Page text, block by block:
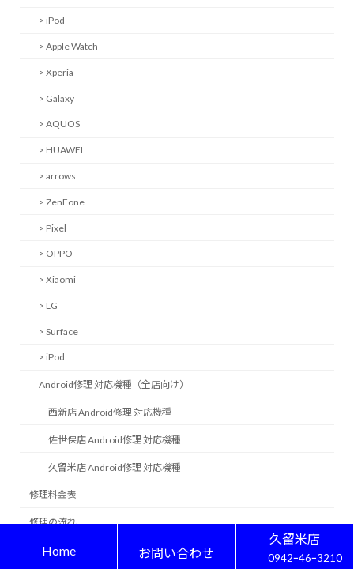
> iPod
> Apple Watch
> Xperia
> Galaxy
> AQUOS
> HUAWEI
> arrows
> ZenFone
> Pixel
> OPPO
> Xiaomi
> LG
> Surface
> iPod
Android修理 対応機種（全店向け）
西新店 Android修理 対応機種
佐世保店 Android修理 対応機種
久留米店 Android修理 対応機種
修理料金表
修理の流れ
修理実績一覧
Home お問い合わせ
久留米店
0942ｰ46ｰ3210